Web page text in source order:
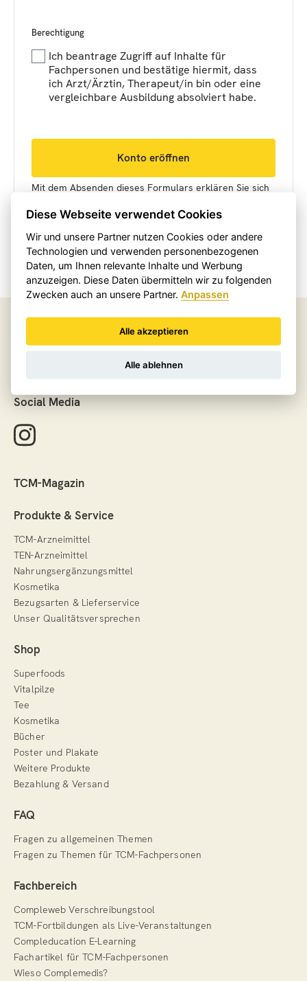
Berechtigung
Ich beantrage Zugriff auf Inhalte für
Fachpersonen und bestätige hiermit, dass
ich Arzt/Ärztin, Therapeut/in bin oder eine
vergleichbare Ausbildung absolviert habe.
Konto eröffnen
Mit dem Absenden dieses Formulars erklären Sie sich
Einfach bezahlen mit
Social Media
TCM-Magazin
Produkte & Service
TCM-Arzneimittel
TEN-Arzneimittel
Nahrungsergänzungsmittel
Kosmetika
Bezugsarten & Lieferservice
Unser Qualitätsversprechen
Shop
Superfoods
Vitalpilze
Tee
Kosmetika
Bücher
Poster und Plakate
Weitere Produkte
Bezahlung & Versand
FAQ
Fragen zu allgemeinen Themen
Fragen zu Themen für TCM-Fachpersonen
Fachbereich
Compleweb Verschreibungstool
TCM-Fortbildungen als Live-Veranstaltungen
Compleducation E-Learning
Fachartikel für TCM-Fachpersonen
Wieso Complemedis?
Diese Webseite verwendet Cookies
Wir und unsere Partner nutzen Cookies oder andere
Technologien und verwenden personenbezogenen
Daten, um Ihnen relevante Inhalte und Werbung
anzuzeigen. Diese Daten übermitteln wir zu folgenden
Zwecken auch an unsere Partner.Anpassen
Alle akzeptieren
Alle ablehnen